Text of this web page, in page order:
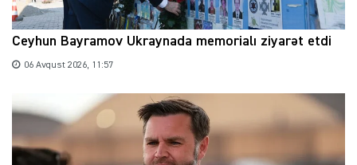
Ceyhun Bayramov Ukraynada memorialı ziyarət etdi
06 Avqust 2026, 11:57